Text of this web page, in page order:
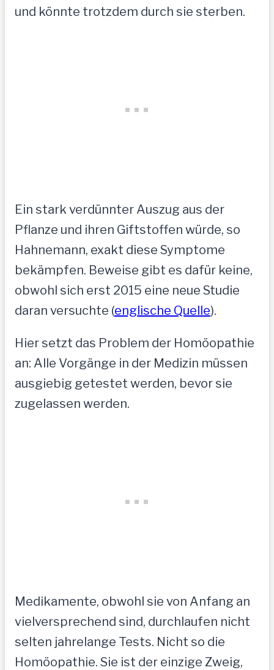
und könnte trotzdem durch sie sterben.
Ein stark verdünnter Auszug aus der
Pflanze und ihren Giftstoffen würde, so
Hahnemann, exakt diese Symptome
bekämpfen. Beweise gibt es dafür keine,
obwohl sich erst 2015 eine neue Studie
daran versuchte (englische Quelle).
Hier setzt das Problem der Homöopathie
an: Alle Vorgänge in der Medizin müssen
ausgiebig getestet werden, bevor sie
zugelassen werden.
Medikamente, obwohl sie von Anfang an
vielversprechend sind, durchlaufen nicht
selten jahrelange Tests. Nicht so die
Homöopathie. Sie ist der einzige Zweig,